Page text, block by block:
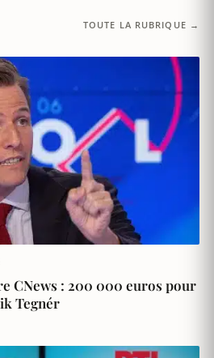
TOUTE LA RUBRIQUE →
CNews : 200 000 euros pour
Tegnér